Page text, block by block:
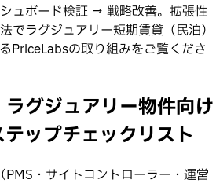
ュボード検証 → 戦略改善。拡張性
でラグジュアリー短期賃貸（民泊）
PriceLabsの取り組みをご覧くださ
グジュアリー物件向け
ップチェックリスト
PMS・サイトコントローラー・運営